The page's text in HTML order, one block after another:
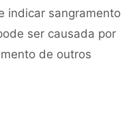
indicar sangramento
ser causada por
de outros